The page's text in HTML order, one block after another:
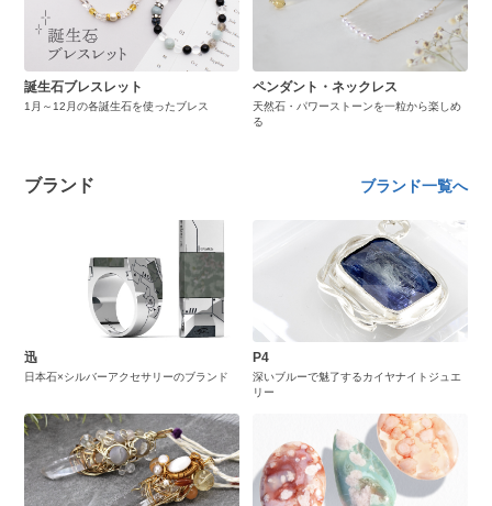
誕生石ブレスレット
1月～12月の各誕生石を使ったブレス
ペンダント・ネックレス
天然石・パワーストーンを一粒から楽しめ
る
ブランド ブランド一覧へ
迅
日本石×シルバーアクセサリーのブランド
P4
深いブルーで魅了するカイヤナイトジュエ
リー